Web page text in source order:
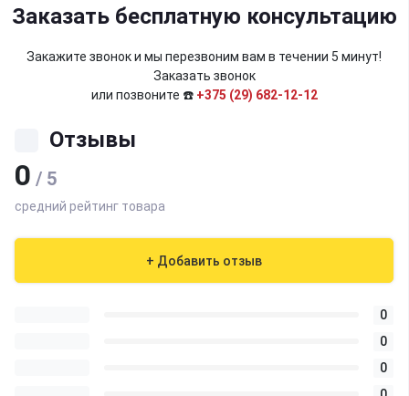
Заказать бесплатную консультацию
Закажите звонок и мы перезвоним вам в течении 5 минут!
Заказать звонок
или позвоните ☎️ +375 (29) 682-12-12
Отзывы
0 / 5
средний рейтинг товара
+ Добавить отзыв
0
0
0